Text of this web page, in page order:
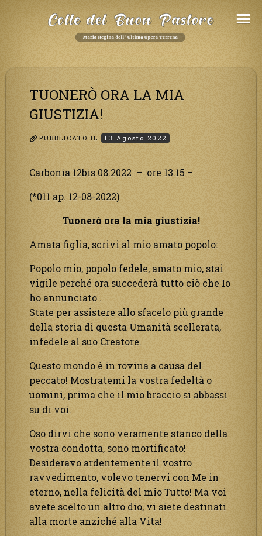
TUONERÒ ORA LA MIA
GIUSTIZIA!
PUBBLICATO IL 13 Agosto 2022
Carbonia 12bis.08.2022 – ore 13.15 –
(*011 ap. 12-08-2022)
Tuonerò ora la mia giustizia!
Amata figlia, scrivi al mio amato popolo:
Popolo mio, popolo fedele, amato mio, stai
vigile perché ora succederà tutto ciò che Io
ho annunciato .
State per assistere allo sfacelo più grande
della storia di questa Umanità scellerata,
infedele al suo Creatore.
Questo mondo è in rovina a causa del
peccato! Mostratemi la vostra fedeltà o
uomini, prima che il mio braccio si abbassi
su di voi.
Oso dirvi che sono veramente stanco della
vostra condotta, sono mortificato!
Desideravo ardentemente il vostro
ravvedimento, volevo tenervi con Me in
eterno, nella felicità del mio Tutto! Ma voi
avete scelto un altro dio, vi siete destinati
alla morte anziché alla Vita!